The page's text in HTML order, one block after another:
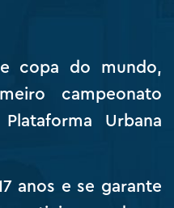
A
Ã
copa do mundo,
campeonato
Urbana
anos e se garante